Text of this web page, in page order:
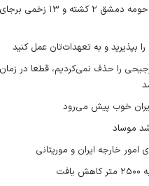
انفجار اتوبوس در حومه دمشق ۲ کشته و ۱۳ زخمی برجای
بپذیرید و به تعهدات‌تان عمل کنید
را حذف نمی‌کردیم، قطعا در
خوب پیش می‌رود
موساد
امور خارجه ایران و موریتانی